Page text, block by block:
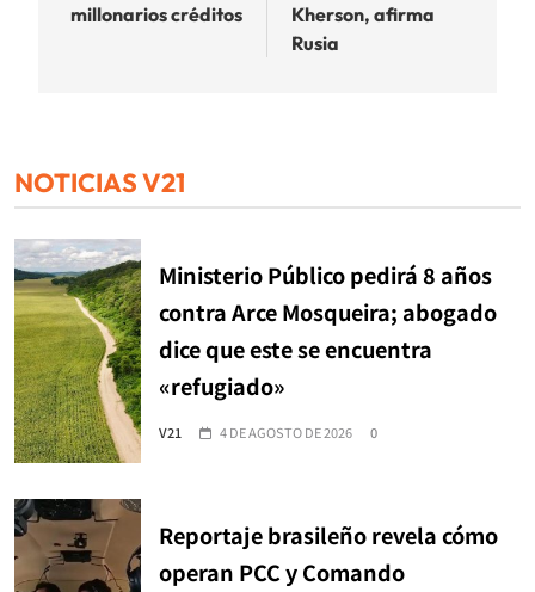
millonarios créditos
Kherson, afirma
Rusia
NOTICIAS V21
Ministerio Público pedirá 8 años
contra Arce Mosqueira; abogado
dice que este se encuentra
«refugiado»
V21 4 DE AGOSTO DE 2026 0
Reportaje brasileño revela cómo
operan PCC y Comando